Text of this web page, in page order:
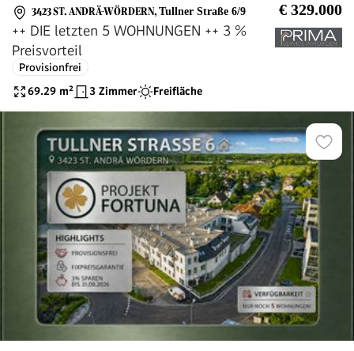
3423 ST. ANDRÄ-WÖRDERN, Tullner Straße 6/9 € 329.000
++ DIE letzten 5 WOHNUNGEN ++ 3 %
Preisvorteil
Provisionfrei
69.29 m² 3 Zimmer Freifläche